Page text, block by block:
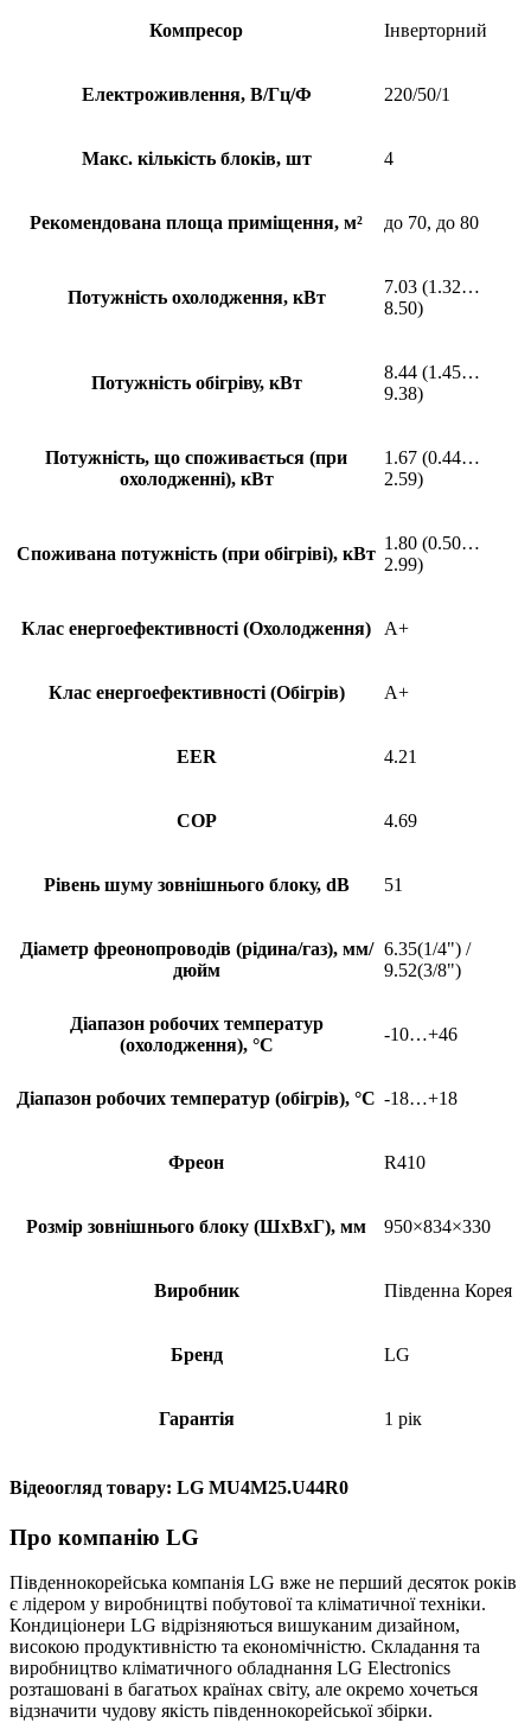
Компресор Інверторний
Електроживлення, В/Гц/Ф 220/50/1
Макс. кількість блоків, шт 4
Рекомендована площа приміщення, м² до 70, до 80
Потужність охолодження, кВт
7.03 (1.32…
8.50)
Потужність обігріву, кВт
8.44 (1.45…
9.38)
Потужність, що споживається (при
охолодженні), кВт
1.67 (0.44…
2.59)
Споживана потужність (при обігріві), кВт
1.80 (0.50…
2.99)
Клас енергоефективності (Охолодження) A+
Клас енергоефективності (Обігрів) A+
EER 4.21
COP 4.69
Рівень шуму зовнішнього блоку, dB 51
Діаметр фреонопроводів (рідина/газ), мм/
дюйм
6.35(1/4") /
9.52(3/8")
Діапазон робочих температур
(охолодження), °С
-10…+46
Діапазон робочих температур (обігрів), °С -18…+18
Фреон R410
Розмір зовнішнього блоку (ШхВхГ), мм 950×834×330
Виробник Південна Корея
Бренд LG
Гарантія 1 рік
Відеоогляд товару: LG MU4M25.U44R0
Про компанію LG
Південнокорейська компанія LG вже не перший десяток років
є лідером у виробництві побутової та кліматичної техніки.
Кондиціонери LG відрізняються вишуканим дизайном,
високою продуктивністю та економічністю. Складання та
виробництво кліматичного обладнання LG Electronics
розташовані в багатьох країнах світу, але окремо хочеться
відзначити чудову якість південнокорейської збірки.